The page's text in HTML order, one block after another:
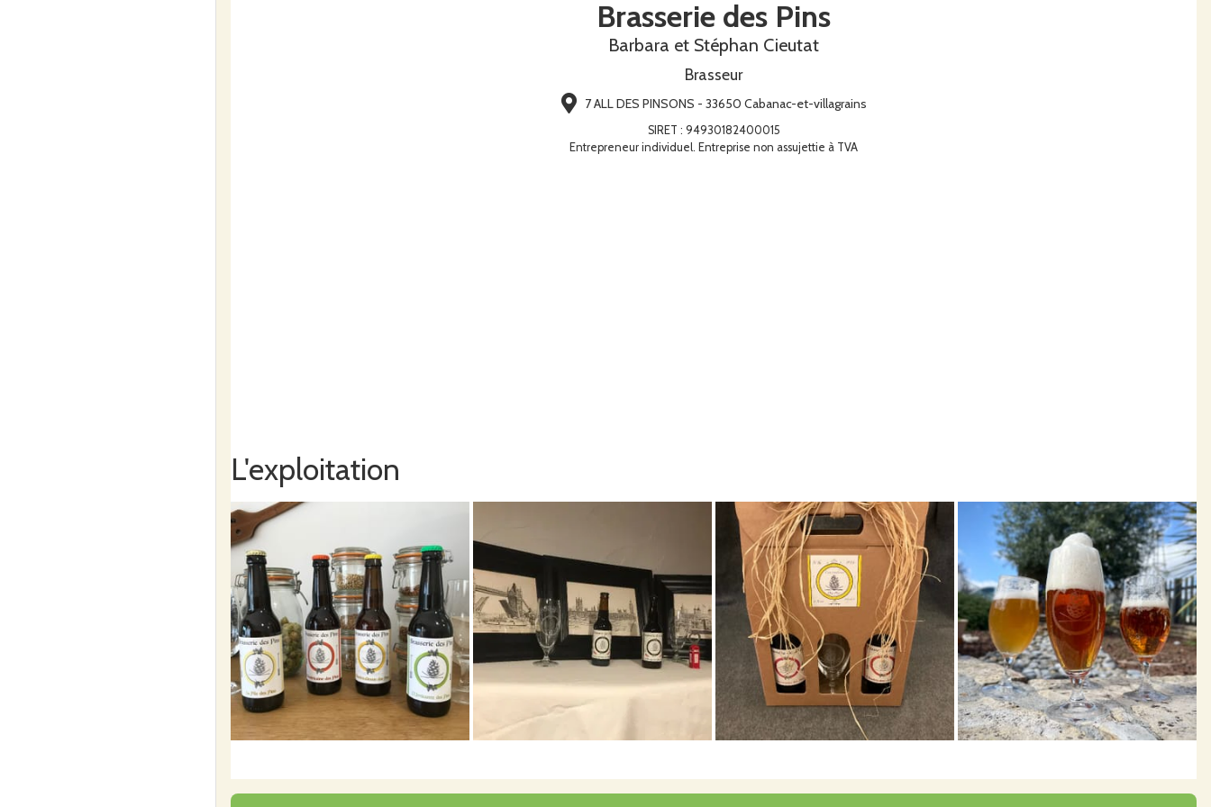
Brasserie des Pins
Barbara et Stéphan Cieutat
Brasseur
7 ALL DES PINSONS - 33650 Cabanac-et-villagrains
SIRET : 94930182400015
Entrepreneur individuel. Entreprise non assujettie à TVA
L'exploitation